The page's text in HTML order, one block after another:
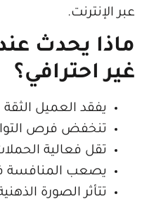
عندما
العميل الثقة في
فرص التواصل وطلب
الحملات الإعلانية.
المنافسة في نتائج
الصورة الذهنية لعلامتك